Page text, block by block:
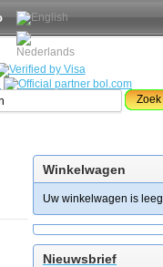
Zoek
Winkelwagen
Uw winkelwagen is leeg
Nieuwsbrief